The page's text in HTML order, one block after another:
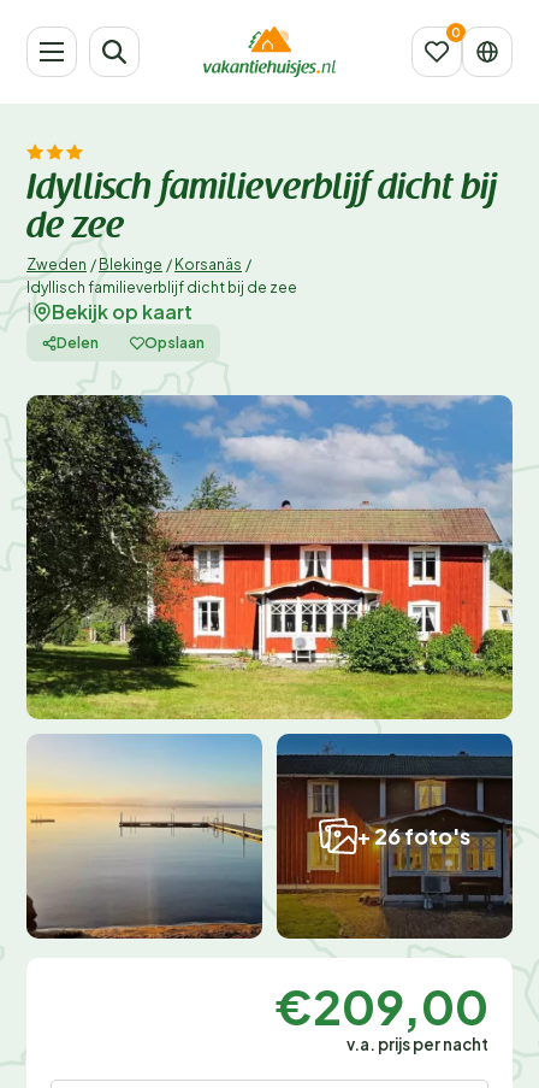
Idyllisch familieverblijf dicht bij
de zee
Zweden / Blekinge / Korsanäs /
Idyllisch familieverblijf dicht bij de zee
Bekijk op kaart
Delen Opslaan
+ 26 foto's
€209,00
v.a. prijs per nacht